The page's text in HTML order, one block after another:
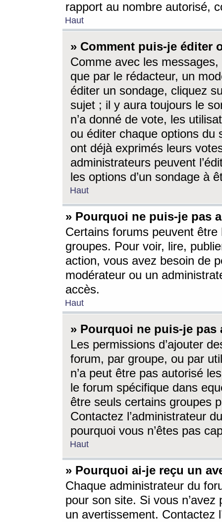
rapport au nombre autorisé,
Haut
» Comment puis-je éditer
Comme avec les
que par le rédacteur, un
éditer un sondage, cliquez
sujet ; il y aura toujours le
n’a donné de vote, les
ou éditer chaque options du
ont déjà exprimés leurs
administrateurs peuvent
les options d’un sondage à
Haut
» Pourquoi ne puis-je pas
Certains forums peuvent être
groupes. Pour voir, lire,
action, vous avez besoin de
modérateur ou un
accès.
Haut
» Pourquoi ne puis-je
Les permissions d’ajouter
forum, par groupe, ou par
n’a peut être pas autorisé
le forum spécifique dans
être seuls certains groupes
Contactez l’administrateur
pourquoi vous n’êtes pas
Haut
» Pourquoi ai-je reçu un
Chaque administrateur du
pour son site. Si vous
un avertissement. Contactez